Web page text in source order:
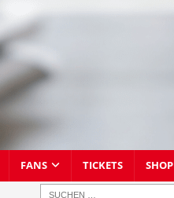
FANS TICKETS SHOP